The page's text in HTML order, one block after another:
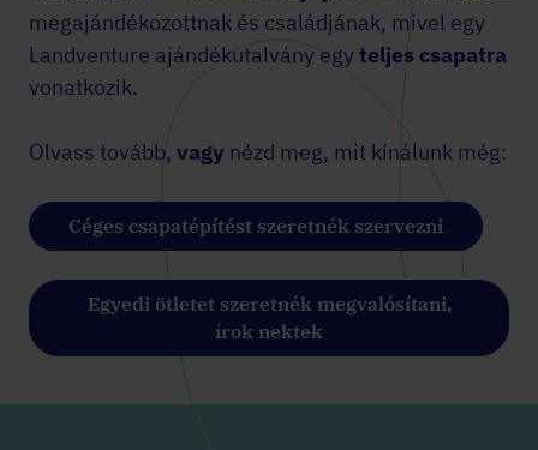
megajándékozottnak és családjának, mivel egy
Landventure ajándékutalvány egyteljes csapatra
vonatkozik.
Olvass tovább, vagy nézd meg, mit kínálunk még:
Céges csapatépítést szeretnék szervezni
Egyedi ötletet szeretnék megvalósítani,
írok nektek